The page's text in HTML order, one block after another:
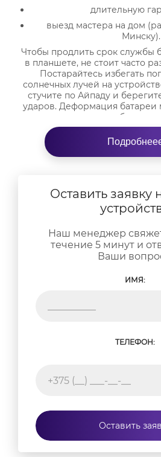
длительную
выезд мастера на дом
Минску).
Чтобы продлить срок службы
в планшете, не стоит часто
Постарайтесь избегать
солнечных лучей на
стучите по Айпаду и
ударов. Деформация батареи
только к снижению
но и к повреждениюдисплея
элементов
В нашем центре замена
работать в прежнем
функции. Диагностика,
проводит перед проведением
консультанта на любом
замененные части будут
Ждем вас в нашем офисе
выезд специалиста можно
телефонам
Оставить заявку
Наш менеджер
течение 5 минут и
Ваши
ИМЯ:
ТЕЛЕФОН:
Оставить